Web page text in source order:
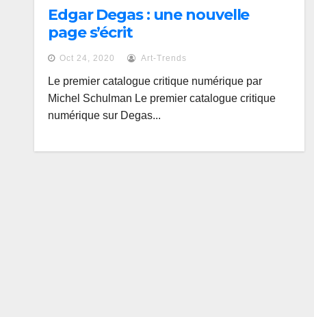
Edgar Degas : une nouvelle
page s’écrit
Oct 24, 2020 Art-Trends
Le premier catalogue critique numérique par
Michel Schulman Le premier catalogue critique
numérique sur Degas...